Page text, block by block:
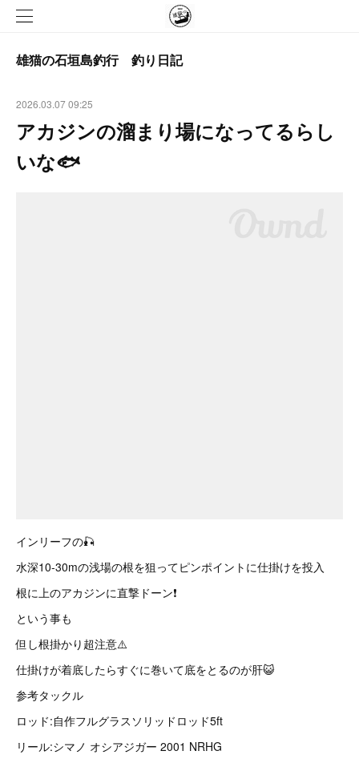
雄猫の石垣島釣行 釣り日記
2026.03.07 09:25
アカジンの溜まり場になってるらし
いな🐟
インリーフの🎣
水深10-30mの浅場の根を狙ってピンポイントに仕掛けを投入
根に上のアカジンに直撃ドーン❗
という事も
但し根掛かり超注意⚠️
仕掛けが着底したらすぐに巻いて底をとるのが肝😺
参考タックル
ロッド:自作フルグラスソリッドロッド5ft
リール:シマノ オシアジガー 2001 NRHG